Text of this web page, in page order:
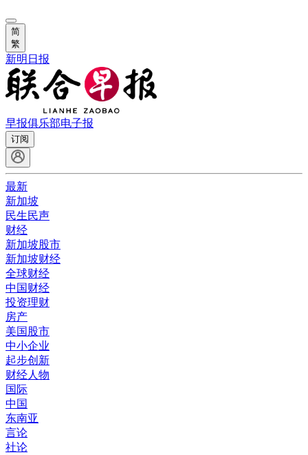
简
繁
新明日报
早报俱乐部电子报
订阅
最新
新加坡
民生民声
财经
新加坡股市
新加坡财经
全球财经
中国财经
投资理财
房产
美国股市
中小企业
起步创新
财经人物
国际
中国
东南亚
言论
社论